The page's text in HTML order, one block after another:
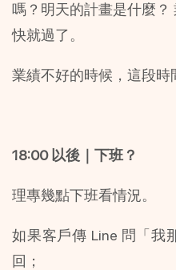
嗎？明天的計畫是什麼
快就過了。
業績不好的時候，這段時
18:00 以後｜下班？
理專幾點下班看情況。
如果客戶傳 Line 問「我
回；